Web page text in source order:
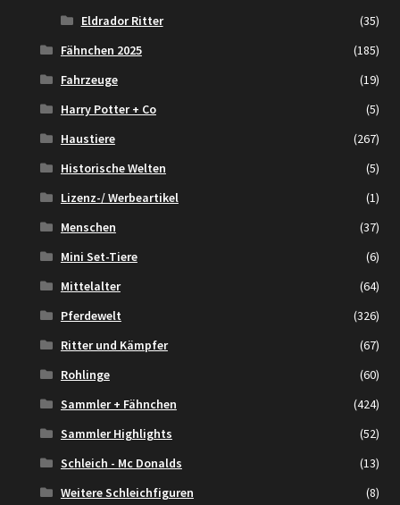
Eldrador Ritter
(35)
Fähnchen 2025
(185)
Fahrzeuge
(19)
Harry Potter + Co
(5)
Haustiere
(267)
Historische Welten
(5)
Lizenz-/ Werbeartikel
(1)
Menschen
(37)
Mini Set-Tiere
(6)
Mittelalter
(64)
Pferdewelt
(326)
Ritter und Kämpfer
(67)
Rohlinge
(60)
Sammler + Fähnchen
(424)
Sammler Highlights
(52)
Schleich - Mc Donalds
(13)
Weitere Schleichfiguren
(8)